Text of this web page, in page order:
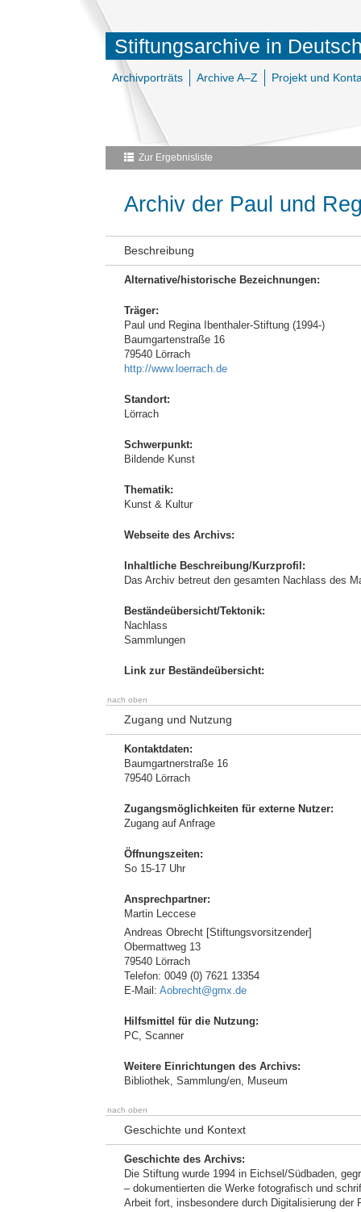
Stiftungsarchive in
Archivporträts Archive A–Z Projekt und
Zur Ergebnisliste
Archiv der Paul und
Beschreibung
Alternative/historische Bezeichnungen:
Träger:
Paul und Regina Ibenthaler-Stiftung (1994-)
Baumgartenstraße 16
79540 Lörrach
http://www.loerrach.de
Standort:
Lörrach
Schwerpunkt:
Bildende Kunst
Thematik:
Kunst & Kultur
Webseite des Archivs:
Inhaltliche Beschreibung/Kurzprofil:
Das Archiv betreut den gesamten Nachlass des
Beständeübersicht/Tektonik:
Nachlass
Sammlungen
Link zur Beständeübersicht:
nach oben
Zugang und Nutzung
Kontaktdaten:
Baumgartnerstraße 16
79540 Lörrach
Zugangsmöglichkeiten für externe Nutzer:
Zugang auf Anfrage
Öffnungszeiten:
So 15-17 Uhr
Ansprechpartner:
Martin Leccese
Andreas Obrecht [Stiftungsvorsitzender]
Obermattweg 13
79540 Lörrach
Telefon: 0049 (0) 7621 13354
E-Mail: Aobrecht@gmx.de
Hilfsmittel für die Nutzung:
PC, Scanner
Weitere Einrichtungen des Archivs:
Bibliothek, Sammlung/en, Museum
nach oben
Geschichte und Kontext
Geschichte des Archivs:
Die Stiftung wurde 1994 in Eichsel/Südbaden,
– dokumentierten die Werke fotografisch und
Arbeit fort, insbesondere durch Digitalisierung